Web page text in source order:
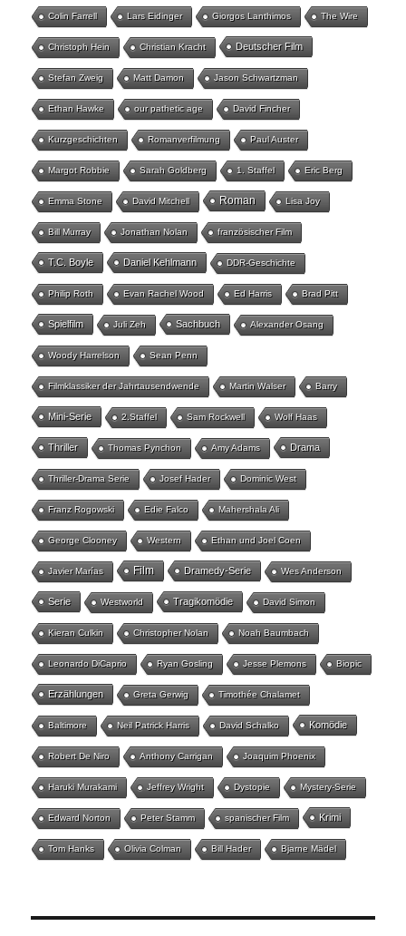
Colin Farrell Lars Eidinger Giorgos Lanthimos The Wire
Christoph Hein Christian Kracht Deutscher Film
Stefan Zweig Matt Damon Jason Schwartzman
Ethan Hawke our pathetic age David Fincher
Kurzgeschichten Romanverfilmung Paul Auster
Margot Robbie Sarah Goldberg 1. Staffel Eric Berg
Emma Stone David Mitchell Roman Lisa Joy
Bill Murray Jonathan Nolan französischer Film
T.C. Boyle Daniel Kehlmann DDR-Geschichte
Philip Roth Evan Rachel Wood Ed Harris Brad Pitt
Spielfilm Juli Zeh Sachbuch Alexander Osang
Woody Harrelson Sean Penn
Filmklassiker der Jahrtausendwende Martin Walser Barry
Mini-Serie 2.Staffel Sam Rockwell Wolf Haas
Thriller Thomas Pynchon Amy Adams Drama
Thriller-Drama Serie Josef Hader Dominic West
Franz Rogowski Edie Falco Mahershala Ali
George Clooney Western Ethan und Joel Coen
Javier Marías Film Dramedy-Serie Wes Anderson
Serie Westworld Tragikomödie David Simon
Kieran Culkin Christopher Nolan Noah Baumbach
Leonardo DiCaprio Ryan Gosling Jesse Plemons Biopic
Erzählungen Greta Gerwig Timothée Chalamet
Baltimore Neil Patrick Harris David Schalko Komödie
Robert De Niro Anthony Carrigan Joaquim Phoenix
Haruki Murakami Jeffrey Wright Dystopie Mystery-Serie
Edward Norton Peter Stamm spanischer Film Krimi
Tom Hanks Olivia Colman Bill Hader Bjarne Mädel